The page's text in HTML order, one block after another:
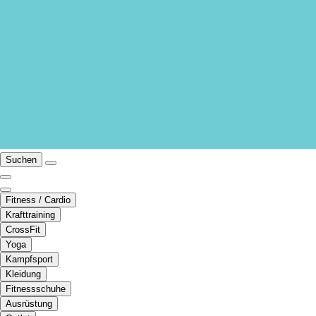
Suchen
Fitness / Cardio
Krafttraining
CrossFit
Yoga
Kampfsport
Kleidung
Fitnessschuhe
Ausrüstung